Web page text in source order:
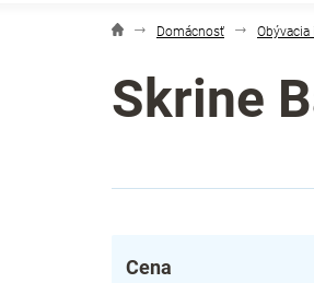
Domácnosť Obývacia
Skrine
Cena